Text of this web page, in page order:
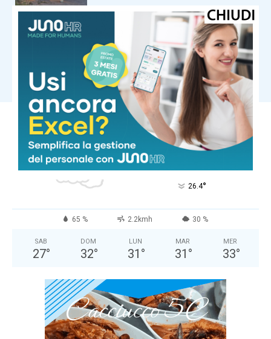
Opel Corsa GSE: la hot hatch elettrica
da 281 CV
Carica altri
LUCCA
Nubi Sparse
26.4°C
26.4°
65 % 2.2kmh 30 %
SAB
27°
DOM
32°
LUN
31 °
MAR
31 °
MER
33°